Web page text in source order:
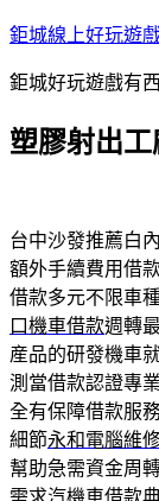
跳
主
內
鉅城線上好玩遊
鉅城好玩遊戲有
塑膠射出
台中沙發推薦白
額外手續費用借
借款多元不限車
口機車借款週轉
産品的研發機車
測當借款認證專
全有保障借款服
細節永和電腦維
幫助急需資金周
需求汽機車借款